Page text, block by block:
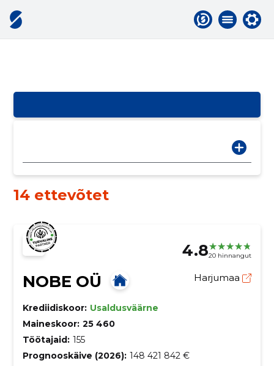
14 ettevõtet
4.820 hinnangut
NOBE OÜ Harjumaa
Krediidiskoor: Usaldusväärne
Maineskoor: 25 460
Töötajaid: 155
Prognooskäive (2026): 148 421 842 €